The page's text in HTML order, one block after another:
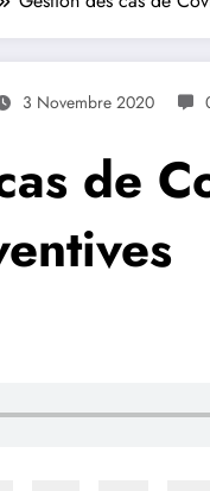
3 Novembre 2020
de